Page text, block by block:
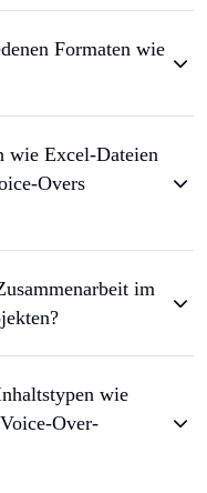
Formaten wie
wie Excel-Dateien
Overs
im
wie
Over-